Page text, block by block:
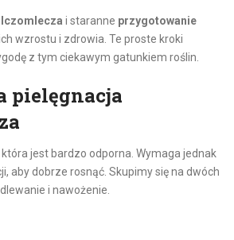
i staranne przygotowanie
wzrostu i zdrowia. Te proste kroki
z tym ciekawym gatunkiem roślin.
pielęgnacja
jest bardzo odporna. Wymaga jednak
aby dobrze rosnąć. Skupimy się na dwóch
i nawożenie.